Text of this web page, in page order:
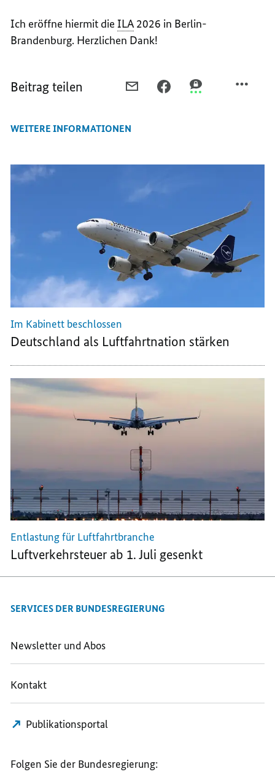
Ich eröffne hiermit die ILA 2026 in Berlin-
Brandenburg. Herzlichen Dank!
Beitrag teilen
WEITERE INFORMATIONEN
Im Kabinett beschlossen
Deutschland als Luftfahrtnation stärken
Entlastung für Luftfahrtbranche
Luftverkehrsteuer ab 1. Juli gesenkt
SERVICES DER BUNDESREGIERUNG
Newsletter und Abos
Kontakt
Publikationsportal
Folgen Sie der Bundesregierung: